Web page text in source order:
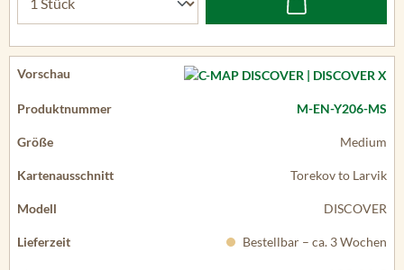
M-EN-Y206-MS
Medium
Torekov to Larvik
DISCOVER
Bestellbar – ca. 3 Wochen